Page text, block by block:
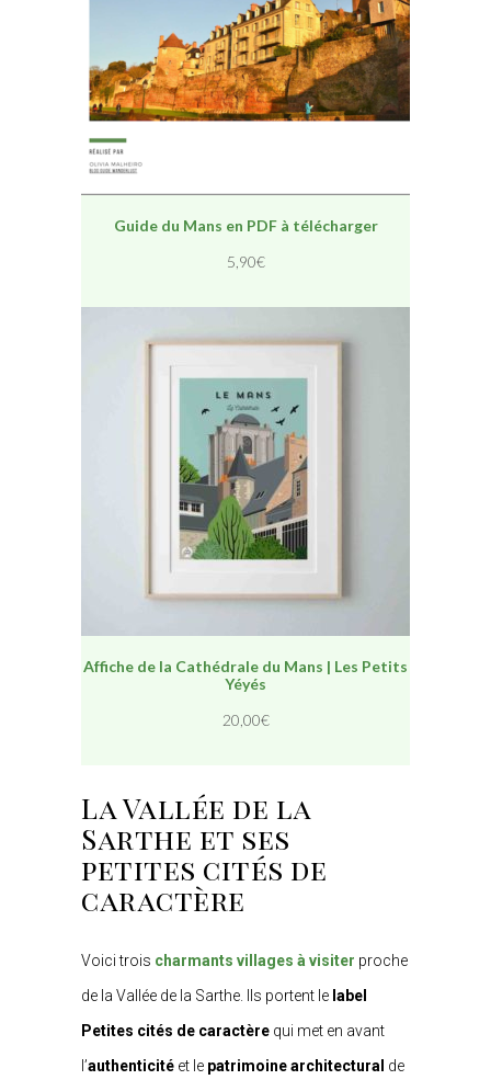
Guide du Mans en PDF à télécharger
5,90€
Affiche de la Cathédrale du Mans | Les Petits
Yéyés
20,00€
La Vallée de la
Sarthe et ses
petites cités de
caractère
Voici trois charmants villages à visiter proche
de la Vallée de la Sarthe. Ils portent le label
Petites cités de caractère qui met en avant
l’authenticité et le patrimoine architectural de